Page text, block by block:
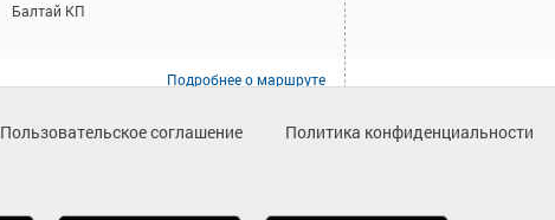
Балтай КП
Подробнеео маршруте
Пользовательское соглашение
Политика конфиденциальности